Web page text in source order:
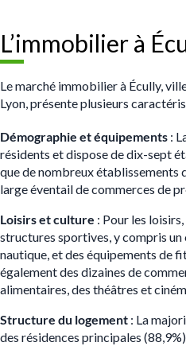
L’immobilier à
Le marché immobilier à Écully,
Lyon, présente plusieurs
Démographie et équipements :
résidents et dispose de dix-sept
que de nombreux établissements
large éventail de commerces de
Loisirs et culture : Pour les
structures sportives, y compris
nautique, et des équipements de
également des dizaines de
alimentaires, des théâtres et
Structure du logement : La
des résidences principales